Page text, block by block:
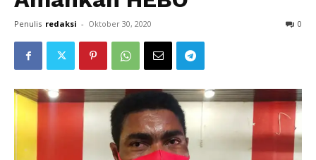
Penulis redaksi - Oktober 30, 2020 0